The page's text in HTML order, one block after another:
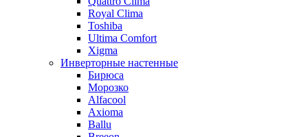
Royal Clima
Toshiba
Ultima Comfort
Xigma
Инверторные настенные
Бирюса
Морозко
Alfacool
Axioma
Ballu